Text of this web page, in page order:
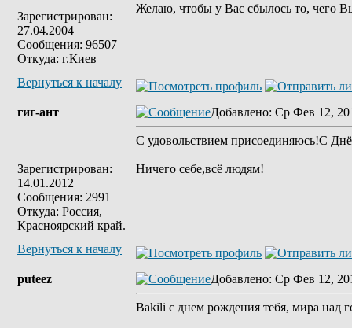
Зарегистрирован:
27.04.2004
Сообщения: 96507
Откуда: г.Киев
Желаю, чтобы у Вас сбылось то, чего
Вернуться к началу
гиг-ант
Зарегистрирован:
14.01.2012
Сообщения: 2991
Откуда: Россия,
Красноярский край.
Добавлено: Ср Фев 12,
С удовольствием присоединяюсь!С
Ничего себе,всё людям!
Вернуться к началу
puteez Добавлено: Ср Фев 12,
Bakili c днем рождения тебя, мира над